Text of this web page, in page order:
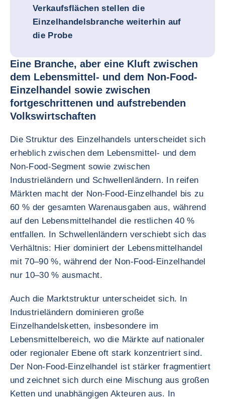
Verkaufsflächen stellen die
Einzelhandelsbranche weiterhin auf
die Probe
Eine Branche, aber eine Kluft zwischen
dem Lebensmittel- und dem Non-Food-
Einzelhandel sowie zwischen
fortgeschrittenen und aufstrebenden
Volkswirtschaften
Die Struktur des Einzelhandels unterscheidet sich
erheblich zwischen dem Lebensmittel- und dem
Non-Food-Segment sowie zwischen
Industrieländern und Schwellenländern. In reifen
Märkten macht der Non-Food-Einzelhandel bis zu
60 % der gesamten Warenausgaben aus, während
auf den Lebensmittelhandel die restlichen 40 %
entfallen. In Schwellenländern verschiebt sich das
Verhältnis: Hier dominiert der Lebensmittelhandel
mit 70–90 %, während der Non-Food-Einzelhandel
nur 10–30 % ausmacht.
Auch die Marktstruktur unterscheidet sich. In
Industrieländern dominieren große
Einzelhandelsketten, insbesondere im
Lebensmittelbereich, wo die Märkte auf nationaler
oder regionaler Ebene oft stark konzentriert sind.
Der Non-Food-Einzelhandel ist stärker fragmentiert
und zeichnet sich durch eine Mischung aus großen
Ketten und unabhängigen Akteuren aus. In